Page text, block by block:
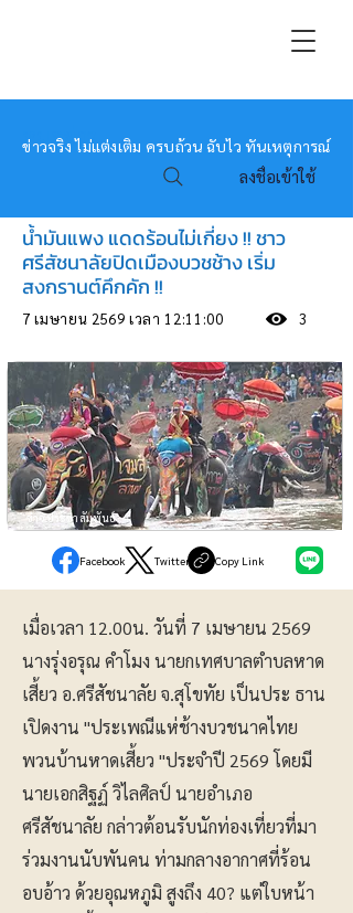
หมอข่าว
ข่าวจริง ไม่แต่งเติม ครบถ้วน ฉับไว ทันเหตุการณ์
ลงชื่อเข้าใช้
น้ำมันแพง แดดร้อนไม่เกี่ยง !! ชาว
ศรีสัชนาลัยปิดเมืองบวชช้าง เริ่ม
สงกรานต์คึกคัก !!
7 เมษายน 2569 เวลา 12:11:00 3
ข่าวประชาสัมพันธ์
Facebook Twitter Copy Link
เมื่อเวลา 12.00น. วันที่ 7 เมษายน 2569
นางรุ่งอรุณ คำโมง นายกเทศบาลตำบลหาด
เสี้ยว อ.ศรีสัชนาลัย จ.สุโขทัย เป็นประ ธาน
เปิดงาน "ประเพณีแห่ช้างบวชนาคไทย
พวนบ้านหาดเสี้ยว "ประจำปี 2569 โดยมี
นายเอกสิฐฏ์ วิไลศิลป์ นายอำเภอ
ศรีสัชนาลัย กล่าวต้อนรับนักท่องเที่ยวที่มา
ร่วมงานนับพันคน ท่ามกลางอากาศที่ร้อน
อบอ้าว ด้วยอุณหภูมิ สูงถึง 40? แต่ใบหน้า